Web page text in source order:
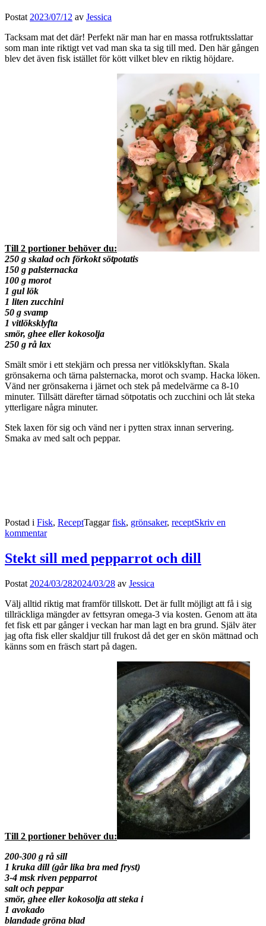
Postat 2023/07/12 av Jessica
Tacksam mat det där! Perfekt när man har en massa rotfruktsslattar
som man inte riktigt vet vad man ska ta sig till med. Den här gången
blev det även fisk istället för kött vilket blev en riktig höjdare.
Till 2 portioner behöver du:
250 g skalad och förkokt sötpotatis
150 g palsternacka
100 g morot
1 gul lök
1 liten zucchini
50 g svamp
1 vitlöksklyfta
smör, ghee eller kokosolja
250 g rå lax
Smält smör i ett stekjärn och pressa ner vitlöksklyftan. Skala
grönsakerna och tärna palsternacka, morot och svamp. Hacka löken.
Vänd ner grönsakerna i järnet och stek på medelvärme ca 8-10
minuter. Tillsätt därefter tärnad sötpotatis och zucchini och låt steka
ytterligare några minuter.
Stek laxen för sig och vänd ner i pytten strax innan servering.
Smaka av med salt och peppar.
Postad i Fisk, ReceptTaggarfisk, grönsaker, receptSkriv en
kommentar
Stekt sill med pepparrot och dill
Postat 2024/03/282024/03/28 av Jessica
Välj alltid riktig mat framför tillskott. Det är fullt möjligt att få i sig
tillräckliga mängder av fettsyran omega-3 via kosten. Genom att äta
fet fisk ett par gånger i veckan har man lagt en bra grund. Själv äter
jag ofta fisk eller skaldjur till frukost då det ger en skön mättnad och
känns som en fräsch start på dagen.
Till 2 portioner behöver du:
200-300 g rå sill
1 kruka dill (går lika bra med fryst)
3-4 msk riven pepparrot
salt och peppar
smör, ghee eller kokosolja att steka i
1 avokado
blandade gröna blad